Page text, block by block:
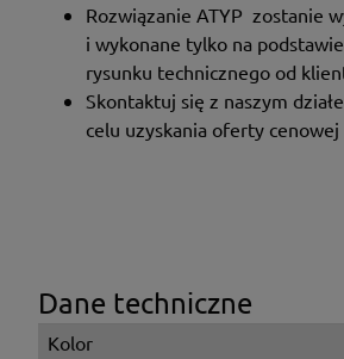
Rozwiązanie ATYP zostanie
i wykonane tylko na
rysunku technicznego od
Skontaktuj się z naszym
celu uzyskania oferty cenowej
Dane techniczne
Kolor